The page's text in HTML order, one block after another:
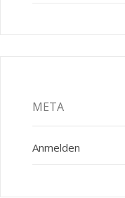
META
Anmelden